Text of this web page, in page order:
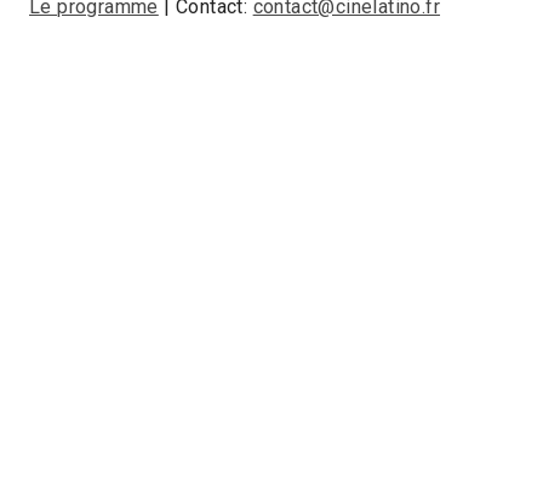
Le programme | Contact: contact@cinelatino.fr